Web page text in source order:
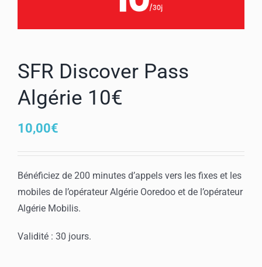
SFR Discover Pass
Algérie 10€
10,00€
Bénéficiez de 200 minutes d’appels vers les fixes et les
mobiles de l’opérateur Algérie Ooredoo et de l’opérateur
Algérie Mobilis.
Validité : 30 jours.